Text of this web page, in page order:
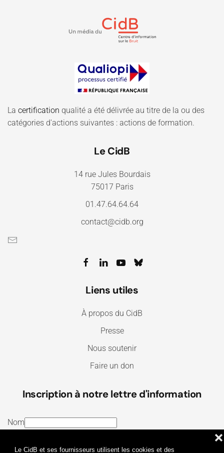
Le CidB et ses fournisseurs utilisent les cookies et des
❌
La certification qualité a été délivrée au titre de la ou des
catégories d'actions suivantes : actions de formation.
Le CidB
14 rue Jules Bourdais
75017 Paris
01.47.64.64.64
contact@cidb.org
Liens utiles
À propos du CidB
Presse
Nous soutenir
Faire un don
Inscription à notre lettre d'information
Nom